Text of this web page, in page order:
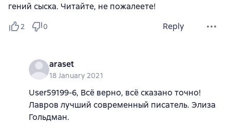
гений сыска. Читайте, не пожалеете!
2 0 Reply
araset
18 January 2021
User59199-6, Всё верно, всё сказано точно!
Лавров лучший современный писатель. Элиза
Гольдман.